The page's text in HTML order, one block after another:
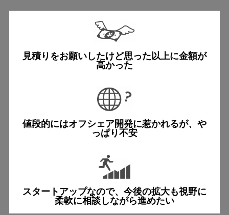
見積りをお願いしたけど思った以上に金額が
高かった
値段的にはオフシェア開発に惹かれるが、や
っぱり不安
スタートアップなので、 今後の拡大も視野に
柔軟に相談しながら進めたい